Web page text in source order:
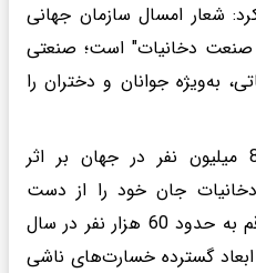
شعار امسال سازمان جهانی
صنعت دخانیات" است؛ صنعتی
به‌ویژه جوانان و دختران را
وی افزود: سالانه بیش از 8 میلیون نفر در جهان بر اثر
جان خود را از دست
می‌دهند و در ایران نیز این رقم به حدود 60 هزار نفر در سال
گسترده خسارت‌های ناشی